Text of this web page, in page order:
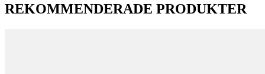
REKOMMENDERADE PRODUKTER